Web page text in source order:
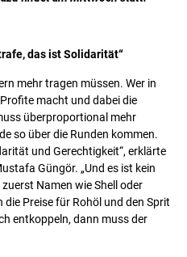
das ist Solidarität“
mehr tragen müssen. Wer in
macht und dabei die
überproportional mehr
so über die Runden kommen.
und Gerechtigkeit“, erklärte
Güngör. „Und es ist kein
Namen wie Shell oder
Preise für Rohöl und den Sprit
entkoppeln, dann muss der